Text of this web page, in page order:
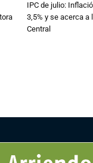
IPC de julio:
3,5% y se acerca a
Central